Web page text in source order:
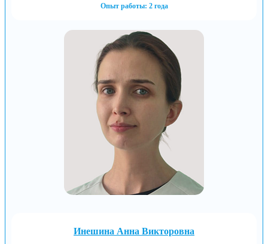
Опыт работы: 2 года
Инешина Анна Викторовна